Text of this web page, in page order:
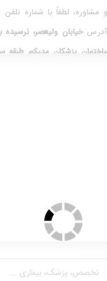
لطفاً با شماره تلفن
آدرسخیابان ولیعصر، نرسیده
پزشکان مدیکو، طبقه